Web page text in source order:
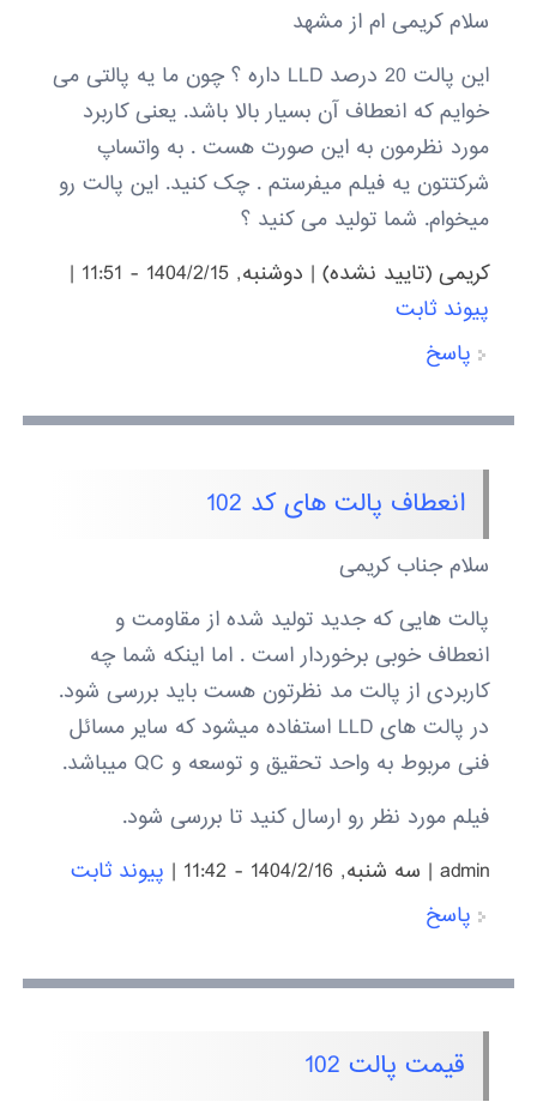
سلام کریمی ام از مشهد
این پالت 20 درصد LLD داره ؟ چون ما یه پالتی می
خوایم که انعطاف آن بسیار بالا باشد. یعنی کاربرد
مورد نظرمون به این صورت هست . به واتساپ
شرکتتون یه فیلم میفرستم . چک کنید. این پالت رو
میخوام. شما تولید می کنید ؟
کریمی (تایید نشده)| دوشنبه, 1404/2/15 - 11:51
|
پیوند ثابت
پاسخ
انعطاف پالت های کد 102
سلام جناب کریمی
پالت هایی که جدید تولید شده از مقاومت و
انعطاف خوبی برخوردار است . اما اینکه شما چه
کاربردی از پالت مد نظرتون هست باید بررسی شود.
در پالت های LLD استفاده میشود که سایر مسائل
فنی مربوط به واحد تحقیق و توسعه و QC میباشد.
فیلم مورد نظر رو ارسال کنید تا بررسی شود.
admin
| سه شنبه, 1404/2/16 - 11:42 | پیوند ثابت
پاسخ
قیمت پالت 102